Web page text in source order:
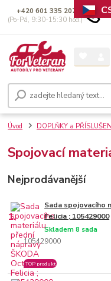
+420 601 335 207
(Po-Pá, 9:30-15:30 hod.)
Úvod DOPLŇKY a
Spojovací
Nejprodávanější
1.
Sada spojovacího
Felicia ; 105429000
105429000
Skladem 8 sada
TOP produkt